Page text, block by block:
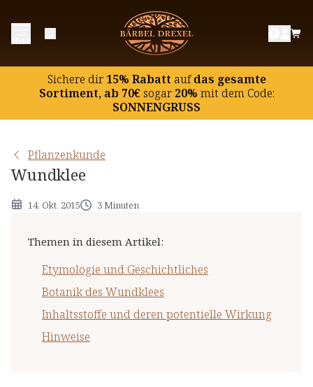
Sichere dir15% Rabatt aufdas gesamte
Sortiment, ab 70€ sogar20% mit dem Code:
SONNENGRUSS
Pflanzenkunde
Wundklee
14. Okt. 2015 3 Minuten
Themen in diesem Artikel:
Etymologie und Geschichtliches
Botanik des Wundklees
Inhaltsstoffe und deren potentielle Wirkung
Hinweise
Etymologie und Geschichtliches
Botanik des Wundklees
Inhaltsstoffe und deren potentielle Wirkung
Hinweise